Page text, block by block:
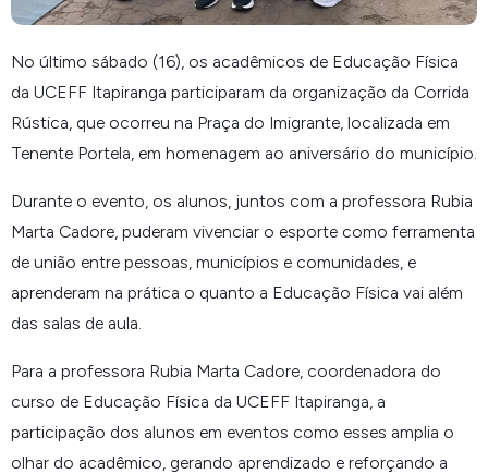
No último sábado (16), os acadêmicos de Educação Física
da UCEFF Itapiranga participaram da organização da Corrida
Rústica, que ocorreu na Praça do Imigrante, localizada em
Tenente Portela, em homenagem ao aniversário do município.
Durante o evento, os alunos, juntos com a professora Rubia
Marta Cadore, puderam vivenciar o esporte como ferramenta
de união entre pessoas, municípios e comunidades, e
aprenderam na prática o quanto a Educação Física vai além
das salas de aula.
Para a professora Rubia Marta Cadore, coordenadora do
curso de Educação Física da UCEFF Itapiranga, a
participação dos alunos em eventos como esses amplia o
olhar do acadêmico, gerando aprendizado e reforçando a